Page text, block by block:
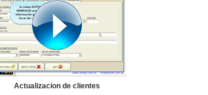
Actualizacion de clientes